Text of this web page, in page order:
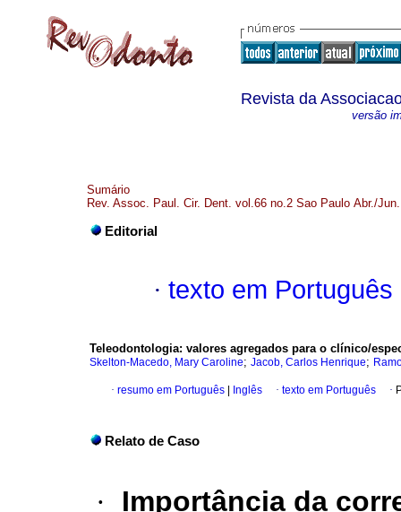
Revista da
versão
Sumário
Rev. Assoc. Paul. Cir. Dent. vol.66 no.2 Sao Paulo Abr./
Editorial
· texto em Português
Teleodontologia: valores agregados para o clínico/
Skelton-Macedo, Mary Caroline; Jacob, Carlos Henrique;
· resumo em Português Inglês · texto em Português ·
Relato de Caso
·
Importância da